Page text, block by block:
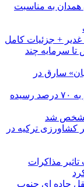
استان همدان به مناسبت
+ جزئیات کامل
تا سرمایه چند
سارق در
پرداخت هزینه‌های سلامت از جیب مردم به ۷۰ درصد رسیده
مشخص شد
کشاورزی ترکیه در
مذاکرات
جاده ای جنوب